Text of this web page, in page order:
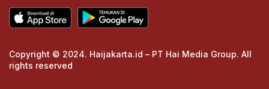
Copyright © 2024. Haijakarta.id – PT Hai Media Group. All
rights reserved